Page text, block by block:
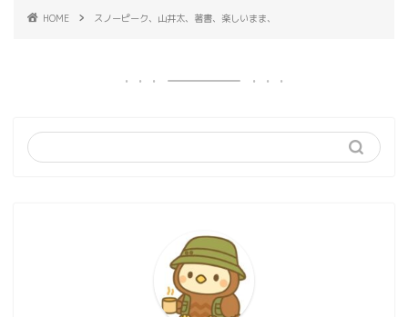
HOME スノーピーク、山井太、著書、楽しいまま、